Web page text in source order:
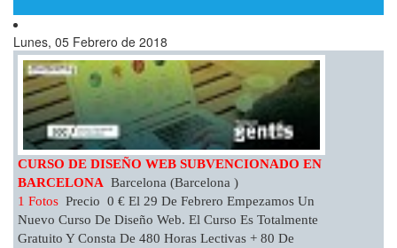
Lunes, 05 Febrero de 2018
CURSO DE DISEÑO WEB SUBVENCIONADO EN
BARCELONA Barcelona (Barcelona )
1 Fotos Precio 0 € El 29 De Febrero Empezamos Un
Nuevo Curso De Diseño Web. El Curso Es Totalmente
Gratuito Y Consta De 480 Horas Lectivas + 80 De